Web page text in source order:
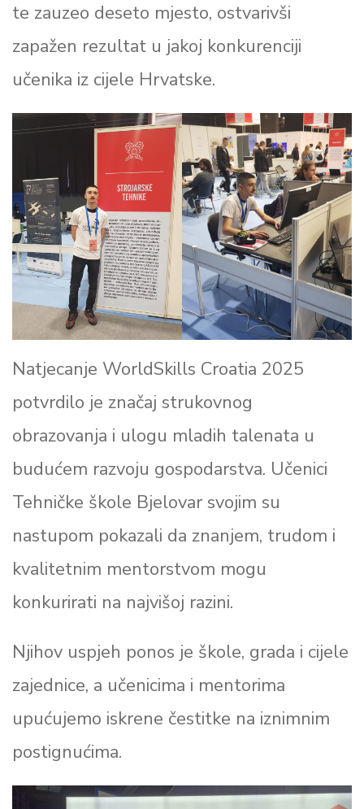
te zauzeo deseto mjesto, ostvarivši
zapažen rezultat u jakoj konkurenciji
učenika iz cijele Hrvatske.
Natjecanje WorldSkills Croatia 2025
potvrdilo je značaj strukovnog
obrazovanja i ulogu mladih talenata u
budućem razvoju gospodarstva. Učenici
Tehničke škole Bjelovar svojim su
nastupom pokazali da znanjem, trudom i
kvalitetnim mentorstvom mogu
konkurirati na najvišoj razini.
Njihov uspjeh ponos je škole, grada i cijele
zajednice, a učenicima i mentorima
upućujemo iskrene čestitke na iznimnim
postignućima.